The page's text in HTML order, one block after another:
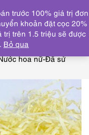
DANH MỤC
YVES SAINT
6099-Yves Saint
hoa nữ-Đã sử
trước 100% giá trị đơn
khoản đặt cọc 20%
trên 1.5 triệu sẽ được
Bỏ qua